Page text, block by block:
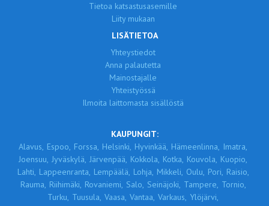
Tietoa katsastusasemille
Liity mukaan
LISÄTIETOA
Yhteystiedot
Anna palautetta
Mainostajalle
Yhteistyössä
Ilmoita laittomasta sisällöstä
KAUPUNGIT:
Alavus, Espoo, Forssa, Helsinki, Hyvinkää, Hämeenlinna, Imatra,
Joensuu, Jyväskylä, Järvenpää, Kokkola, Kotka, Kouvola, Kuopio,
Lahti, Lappeenranta, Lempäälä, Lohja, Mikkeli, Oulu, Pori, Raisio,
Rauma, Riihimäki, Rovaniemi, Salo, Seinäjoki, Tampere, Tornio,
Turku, Tuusula, Vaasa, Vantaa, Varkaus, Ylöjärvi,